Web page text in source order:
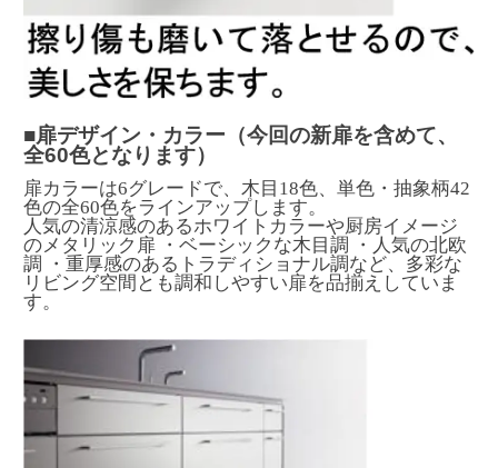
■扉デザイン・カラー（今回の新扉を含めて、
全60色となります）
扉カラーは6グレードで、木目18色、単色・抽象柄42
色の全60色をラインアップします。
人気の清涼感のあるホワイトカラーや厨房イメージ
のメタリック扉 ・ベーシックな木目調 ・人気の北欧
調 ・重厚感のあるトラディショナル調など、多彩な
リビング空間とも調和しやすい扉を品揃えしていま
す。